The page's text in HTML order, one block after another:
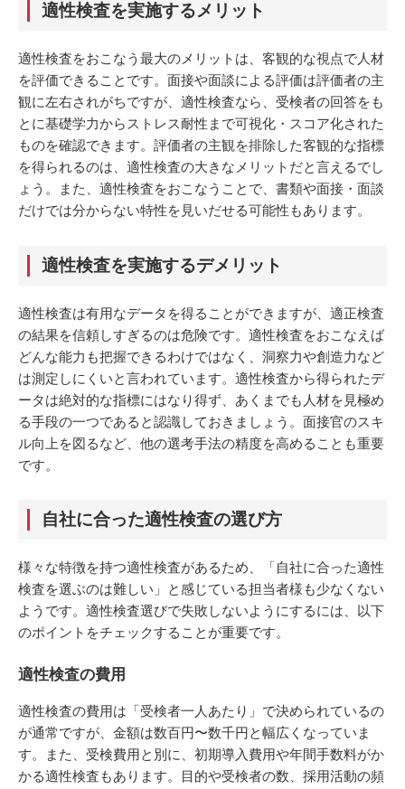
適性検査を実施するメリット
適性検査をおこなう最大のメリットは、客観的な視点で人材
を評価できることです。面接や面談による評価は評価者の主
観に左右されがちですが、適性検査なら、受検者の回答をも
とに基礎学力からストレス耐性まで可視化・スコア化された
ものを確認できます。評価者の主観を排除した客観的な指標
を得られるのは、適性検査の大きなメリットだと言えるでし
ょう。また、適性検査をおこなうことで、書類や面接・面談
だけでは分からない特性を見いだせる可能性もあります。
適性検査を実施するデメリット
適性検査は有用なデータを得ることができますが、適正検査
の結果を信頼しすぎるのは危険です。適性検査をおこなえば
どんな能力も把握できるわけではなく、洞察力や創造力など
は測定しにくいと言われています。適性検査から得られたデ
ータは絶対的な指標にはなり得ず、あくまでも人材を見極め
る手段の一つであると認識しておきましょう。面接官のスキ
ル向上を図るなど、他の選考手法の精度を高めることも重要
です。
自社に合った適性検査の選び方
様々な特徴を持つ適性検査があるため、「自社に合った適性
検査を選ぶのは難しい」と感じている担当者様も少なくない
ようです。適性検査選びで失敗しないようにするには、以下
のポイントをチェックすることが重要です。
適性検査の費用
適性検査の費用は「受検者一人あたり」で決められているの
が通常ですが、金額は数百円〜数千円と幅広くなっていま
す。また、受検費用と別に、初期導入費用や年間手数料がか
かる適性検査もあります。目的や受検者の数、採用活動の頻